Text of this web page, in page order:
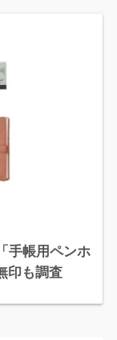
手帳用ペンホ
印も調査